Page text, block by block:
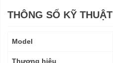
THÔNG SỐ KỸ THUẬT
kỹ
Model
Thương hiệu